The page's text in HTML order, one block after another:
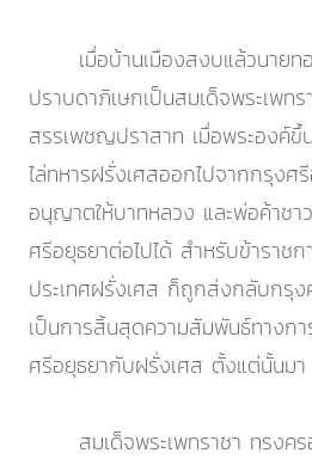
เมื่อบ้านเมืองสงบแล้วนายทอ
ปราบดาภิเษกเป็นสมเด็จพระเพ
สรรเพชญปราสาท เมื่อพระองค์ขึ้
ไล่ทหารฝรั่งเศสออกไปจากกรุงศ
อนุญาตให้บาทหลวง และพ่อค้าชา
ศรีอยุธยาต่อไปได้ สำหรับข้าราชก
ประเทศฝรั่งเศส ก็ถูกส่งกลับกรุ
เป็นการสิ้นสุดความสัมพันธ์ทางกา
ศรีอยุธยากับฝรั่งเศส ตั้งแต่นั้นมา
สมเด็จพระเพทราชา ทรงคร